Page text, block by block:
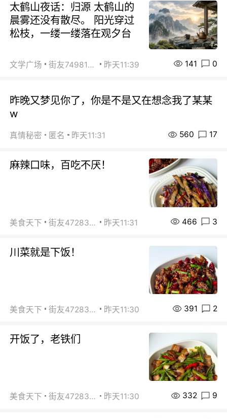
太鹤山夜话：归源 太鹤山的
晨雾还没有散尽。 阳光穿过
松枝，一缕一缕落在观夕台
文学广场 街友74981146 昨天11:39 141 0
昨晚又梦见你了，你是不是又在想念我了某某
w
真情秘密 匿名 昨天11:31 560 17
麻辣口味，百吃不厌！
美食天下 街友472838572 昨天11:31 466 3
川菜就是下饭！
美食天下 街友472838572 昨天11:30 391 2
开饭了，老铁们
美食天下 街友472838572 昨天11:30 332 9